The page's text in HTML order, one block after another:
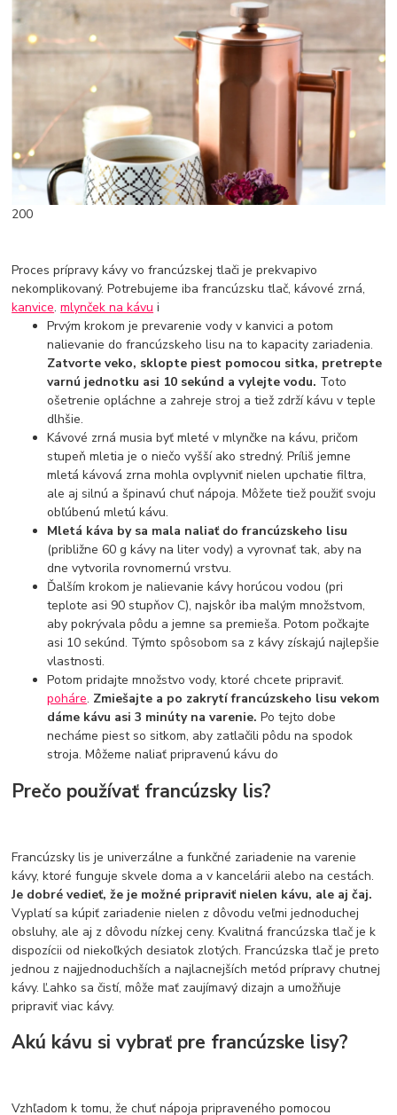
200
Proces prípravy kávy vo francúzskej tlači je prekvapivo
nekomplikovaný. Potrebujeme iba francúzsku tlač, kávové zrná,
kanvice.mlynček na kávu i
Prvým krokom je prevarenie vody v kanvici a potom
nalievanie do francúzskeho lisu na to kapacity zariadenia.
Zatvorte veko, sklopte piest pomocou sitka, pretrepte
varnú jednotku asi 10 sekúnd a vylejte vodu. Toto
ošetrenie opláchne a zahreje stroj a tiež zdrží kávu v teple
dlhšie.
Kávové zrná musia byť mleté v mlynčke na kávu, pričom
stupeň mletia je o niečo vyšší ako stredný. Príliš jemne
mletá kávová zrna mohla ovplyvniť nielen upchatie filtra,
ale aj silnú a špinavú chuť nápoja. Môžete tiež použiť svoju
obľúbenú mletú kávu.
Mletá káva by sa mala naliať do francúzskeho lisu
(približne 60 g kávy na liter vody) a vyrovnať tak, aby na
dne vytvorila rovnomernú vrstvu.
Ďalším krokom je nalievanie kávy horúcou vodou (pri
teplote asi 90 stupňov C), najskôr iba malým množstvom,
aby pokrývala pôdu a jemne sa premieša. Potom počkajte
asi 10 sekúnd. Týmto spôsobom sa z kávy získajú najlepšie
vlastnosti.
Potom pridajte množstvo vody, ktoré chcete pripraviť.
poháre. Zmiešajte a po zakrytí francúzskeho lisu vekom
dáme kávu asi 3 minúty na varenie.Po tejto dobe
necháme piest so sitkom, aby zatlačili pôdu na spodok
stroja. Môžeme naliať pripravenú kávu do
Prečo používať francúzsky lis?
Francúzsky lis je univerzálne a funkčné zariadenie na varenie
kávy, ktoré funguje skvele doma a v kancelárii alebo na cestách.
Je dobré vedieť, že je možné pripraviť nielen kávu, ale aj čaj.
Vyplatí sa kúpiť zariadenie nielen z dôvodu veľmi jednoduchej
obsluhy, ale aj z dôvodu nízkej ceny. Kvalitná francúzska tlač je k
dispozícii od niekoľkých desiatok zlotých. Francúzska tlač je preto
jednou z najjednoduchších a najlacnejších metód prípravy chutnej
kávy. Ľahko sa čistí, môže mať zaujímavý dizajn a umožňuje
pripraviť viac kávy.
Akú kávu si vybrať pre francúzske lisy?
Vzhľadom k tomu, že chuť nápoja pripraveného pomocou